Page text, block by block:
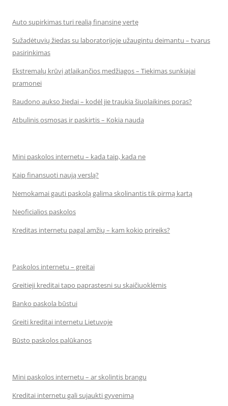
Auto supirkimas turi realią finansinę vertę
Sužadėtuvių žiedas su laboratorijoje užaugintu deimantu – tvarus
pasirinkimas
Ekstremalų krūvį atlaikančios medžiagos – Tiekimas sunkiajai
pramonei
Raudono aukso žiedai – kodėl jie traukia šiuolaikines poras?
Atbulinis osmosas ir paskirtis – Kokia nauda
Mini paskolos internetu – kada taip, kada ne
Kaip finansuoti naują verslą?
Nemokamai gauti paskolą galima skolinantis tik pirmą kartą
Neoficialios paskolos
Kreditas internetu pagal amžių – kam kokio prireiks?
Paskolos internetu – greitai
Greitieji kreditai tapo paprastesni su skaičiuoklėmis
Banko paskola būstui
Greiti kreditai internetu Lietuvoje
Būsto paskolos palūkanos
Mini paskolos internetu – ar skolintis brangu
Kreditai internetu gali sujaukti gyvenimą